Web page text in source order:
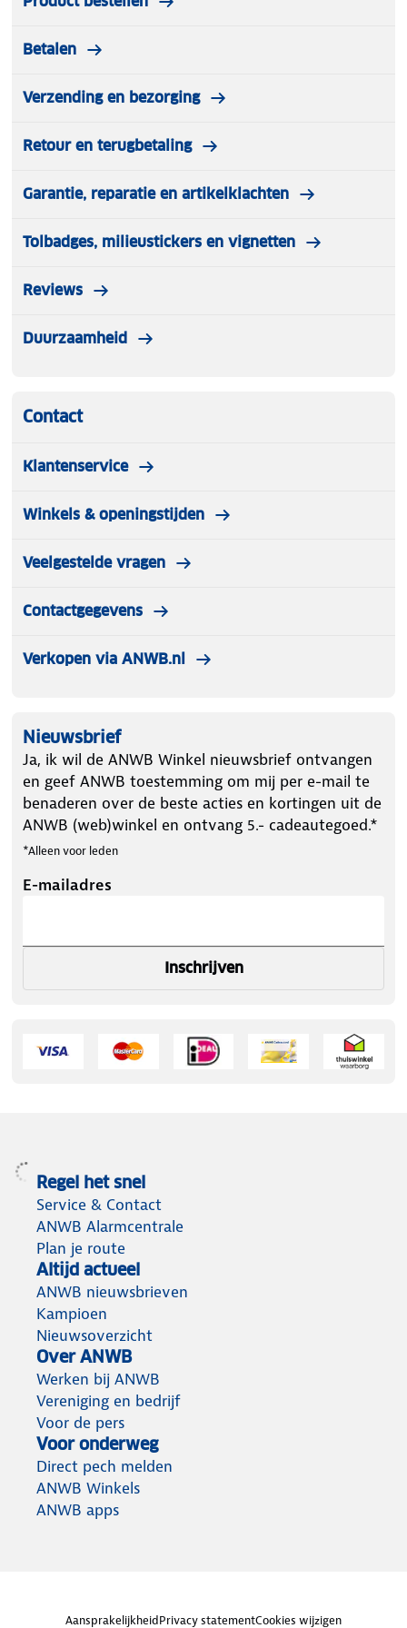
Betalen
Verzending en bezorging
Retour en terugbetaling
Garantie, reparatie en artikelklachten
Tolbadges, milieustickers en vignetten
Reviews
Duurzaamheid
Contact
Klantenservice
Winkels & openingstijden
Veelgestelde vragen
Contactgegevens
Verkopen via ANWB.nl
Nieuwsbrief
Ja, ik wil de ANWB Winkel nieuwsbrief ontvangen
en geef ANWB toestemming om mij per e-mail te
benaderen over de beste acties en kortingen uit de
ANWB (web)winkel en ontvang 5.- cadeautegoed.*
*Alleen voor leden
E-mailadres
Inschrijven
Regel het snel
Service & Contact
ANWB Alarmcentrale
Plan je route
Altijd actueel
ANWB nieuwsbrieven
Kampioen
Nieuwsoverzicht
Over ANWB
Werken bij ANWB
Vereniging en bedrijf
Voor de pers
Voor onderweg
Direct pech melden
ANWB Winkels
ANWB apps
AansprakelijkheidPrivacy statementCookies wijzigen